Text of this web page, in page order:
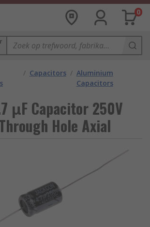
0
/ Capacitors / Aluminium
Capacitors
μF Capacitor 250V
Hole Axial